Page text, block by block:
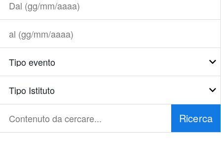
Dal
(gg/mm/aaaa)
al
(gg/mm/aaaa)
Tipo
evento
Tipo
Istituto
Contenuto
da
Ricerca